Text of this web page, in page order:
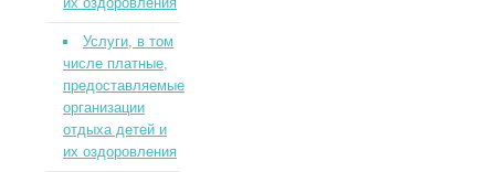
Услуги, в том
числе платные,
предоставляемые
организации
отдыха детей и
их оздоровления